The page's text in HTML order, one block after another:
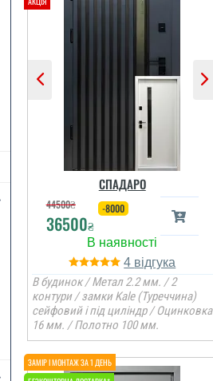
СПАДАРО
44500₴
36500₴
-8000
4
В будинок / Метал 2.2 мм. / 2
контури / замки Kale (Туреччина)
сейфовий і під циліндр / Оцинковка
16 мм. / Полотно 100 мм.